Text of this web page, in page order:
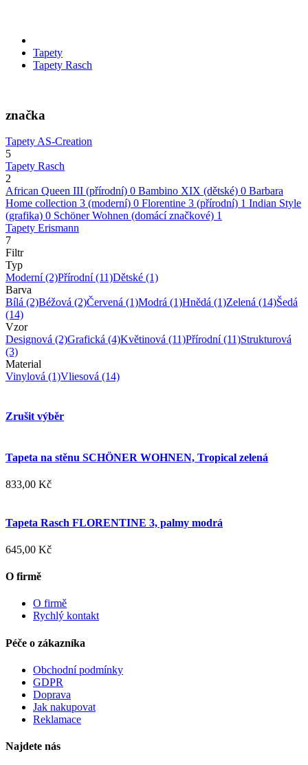
Tapety
Tapety Rasch
značka
Tapety AS-Creation
5
Tapety Rasch
2
African Queen III (přírodní) 0 Bambino XIX (dětské) 0 Barbara
Home collection 3 (moderní) 0 Florentine 3 (přírodní) 1 Indian Style
(grafika) 0 Schöner Wohnen (domácí značkové) 1
Tapety Erismann
7
Filtr
Typ
Moderní(2)Přírodní(11)Dětské (1)
Barva
Bílá (2)Béžová (2)Červená (1)Modrá (1)Hnědá (1)Zelená (14)Šedá
(14)
Vzor
Designová (2)Grafická (4)Květinová (11)Přírodní(11)Strukturová
(3)
Material
Vinylová (1)Vliesová (14)
Zrušit výběr
Tapeta na stěnu SCHÖNER WOHNEN, Tropical zelená
833,00 Kč
Tapeta Rasch FLORENTINE 3, palmy modrá
645,00 Kč
O firmě
O firmě
Rychlý kontakt
Péče o zákazníka
Obchodní podmínky
GDPR
Doprava
Jak nakupovat
Reklamace
Najdete nás